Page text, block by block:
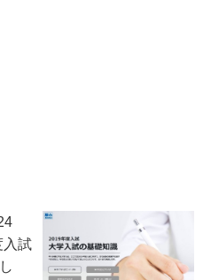
入試